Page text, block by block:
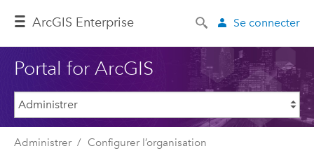
ArcGIS Enterprise Se connecter
Portal for ArcGIS
Administrer Configurer l’organisation